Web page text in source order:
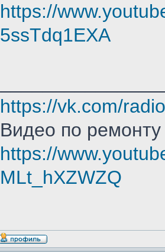
https://
5ssTdq1EXA
https://vk.com/
Видео по ремонту
https://
MLt_hXZWZQ